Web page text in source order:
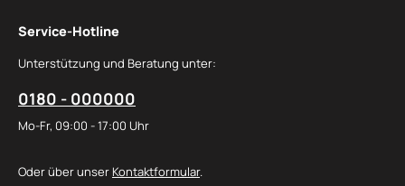
Service-Hotline
Unterstützung und Beratung unter:
0180 - 000000
Mo-Fr, 09:00 - 17:00 Uhr
Oder über unser Kontaktformular.